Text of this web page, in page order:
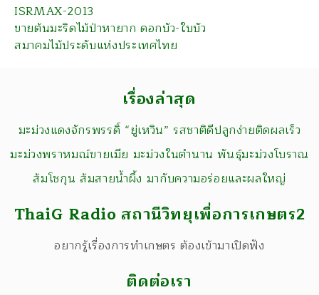
ISRMAX-2013
ขายต้นมะริดไม้ป่าหายาก ดอกบัว-ใบบัว
สมาคมไม้ประดับแห่งประเทศไทย
เรื่องล่าสุด
มะม่วงแดงจักรพรรดิ์ “ยู่เหวิน” รสชาติดีปลูกง่ายติดผลเร็ว
มะม่วงพราหมณ์ขายเมีย มะม่วงในตำนาน พันธุ์มะม่วงโบราณ
ส้มโชกุน ส้มสายน้ำผึ้ง มากับความอร่อยและผลใหญ่
ThaiG Radio สถานีวิทยุเพื่อการเกษตร2
อยากรู้เรื่องการทำเกษตร ต้องเข้ามาเปิดฟัง
ติดต่อเรา